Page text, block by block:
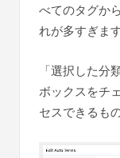
べてのタグか
れが多すぎます
「選択した分
ボックスをチ
セスできるも